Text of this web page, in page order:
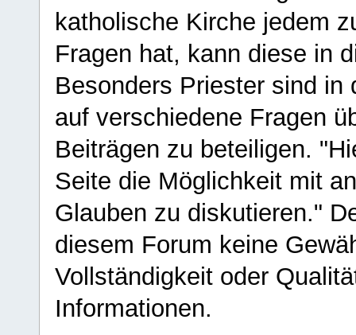
katholische Kirche jedem
Fragen hat, kann diese in
Besonders Priester sind in
auf verschiedene Fragen
Beiträgen zu beteiligen.
Seite die Möglichkeit mit
Glauben zu diskutieren."
diesem Forum keine
Vollständigkeit oder
Informationen.